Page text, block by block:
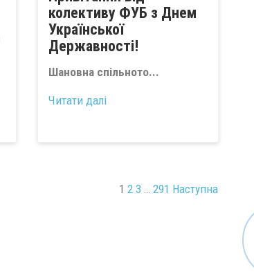
колективу ФУБ з Днем
Української
Державності!
Шановна спільното...
Читати далі
1 2 3 291 Наступна